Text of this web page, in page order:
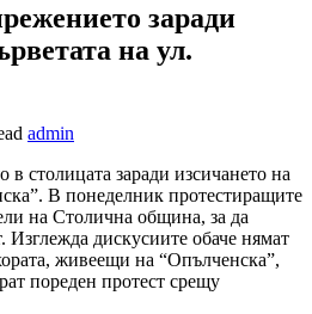
заради
на ул.
admin
столицата заради изсичането на
В понеделник протестиращите
на Столична община, за да
Изглежда дискусиите обаче нямат
живеещи на “Опълченска”,
пореден протест срещу